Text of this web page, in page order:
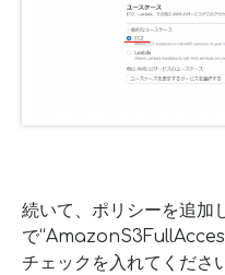
続いて、ポリシーを追加
で
チェックを入れてくださ